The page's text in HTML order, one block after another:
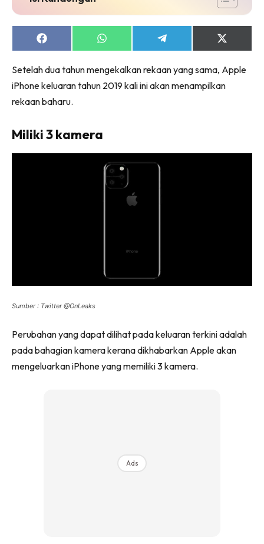
Share
on
Share
on
Share
on
Share
on
(Twitter)
Setelah dua tahun mengekalkan rekaan yang sama, Apple
iPhone keluaran tahun 2019 kali ini akan menampilkan
rekaan baharu.
Miliki 3 kamera
Sumber : Twitter @OnLeaks
Perubahan yang dapat dilihat pada keluaran terkini adalah
pada bahagian kamera kerana dikhabarkan Apple akan
mengeluarkan iPhone yang memiliki 3 kamera.
Ads